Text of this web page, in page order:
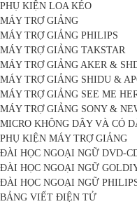
PHỤ KIỆN LOA KÉO
MÁY TRỢ GIẢNG
MÁY TRỢ GIẢNG PHILIPS
MÁY TRỢ GIẢNG TAKSTAR
MÁY TRỢ GIẢNG AKER &
MÁY TRỢ GIẢNG SHIDU &
MÁY TRỢ GIẢNG SEE ME
MÁY TRỢ GIẢNG SONY &
MICRO KHÔNG DÂY VÀ CÓ
PHỤ KIỆN MÁY TRỢ GIẢNG
ĐÀI HỌC NGOẠI NGỮ DVD-
ĐÀI HỌC NGOẠI NGỮ
ĐÀI HỌC NGOẠI NGỮ
BẢNG VIẾT ĐIỆN TỬ